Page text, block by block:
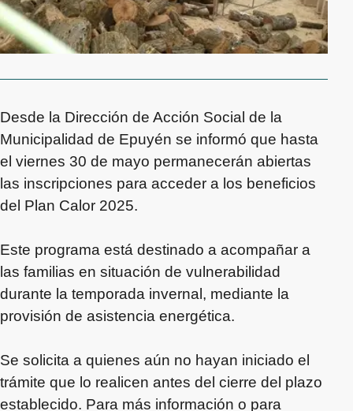
Desde la Dirección de Acción Social de la
Municipalidad de Epuyén se informó que hasta
el viernes 30 de mayo permanecerán abiertas
las inscripciones para acceder a los beneficios
del Plan Calor 2025.
Este programa está destinado a acompañar a
las familias en situación de vulnerabilidad
durante la temporada invernal, mediante la
provisión de asistencia energética.
Se solicita a quienes aún no hayan iniciado el
trámite que lo realicen antes del cierre del plazo
establecido. Para más información o para